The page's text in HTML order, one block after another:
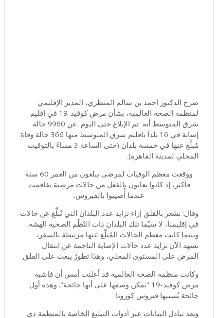
صرح الدكتور أحمد بن سالم المنظري، المدير الإقليمي
لمنظمة الصحة العالمية، بشأن مرض كوفيد-19 في إقليم
شرق المتوسط أنه تم الإبلاغ حتى اليوم عن 9960 حالة
إصابة في 16 بلداً باقليم شرق المتوسط منها 366 حالة وفاة
مُبلَّغ عنها في خمسة بلدان (حتى الساعة 3 مساءً بالتوقيت
المحلي لمدينة القاهرة).
ووقعت معظم الوفيات لمرضى يبلغون من العمر 60 سنة
فأكثر، إذ كانوا يعانون بالفعل من حالات مرضية تفاقمت
عندما أُصيبوا بالفيروس.
وقال: نشعر بالقلق إزاء تزايد عدد البلدان التي تُبلِّغ عن حالات
في إقليمنا، لا سيّما تلك البلدان ذات النُظُم الصحية الهشة.
وبينما كانت معظم الحالات المُبلَّغ عنها مرتبطة بالسفر،
نشهد الآن تزايد عدد حالات الإصابة الناجمة عن انتقال
المرض على المستوى المحلي، وهذا تطورٌ يبعث على القلق.
وكانت منظمة الصحة العالمية قد أعلنت أمس أن فاشية
مرض كوفيد-19 "يمكن وصفها على أنها جائحة". وهذه أول
جائحة يُسببها فيروس كورونا.
ويعد تبادل البيانات عبر أدوات التبليغ الخاصة بالمنظمة ذي